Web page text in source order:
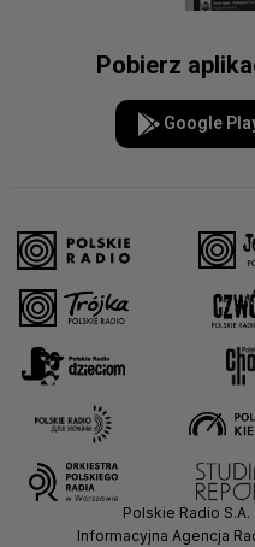
Pobierz
Google
Polskie Radio S.A.
Informacyjna Agencja